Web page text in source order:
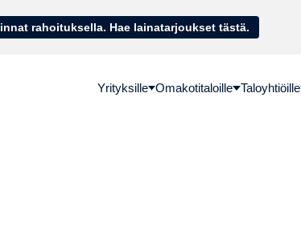
Rahoitus - Energiahankinnat rahoituksella. Hae lainatarjoukset tästä.
Yrityksille Omakotitaloille Taloyhtiöille